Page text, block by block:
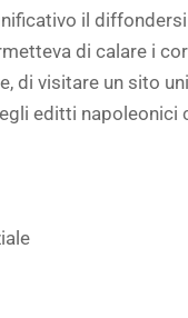
il
di calare i
di visitare un sito
editti